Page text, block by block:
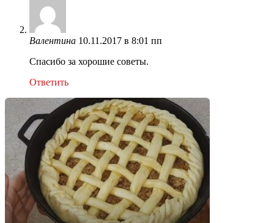
Валентина 10.11.2017 в 8:01 пп
Спасибо за хорошие советы.
Ответить